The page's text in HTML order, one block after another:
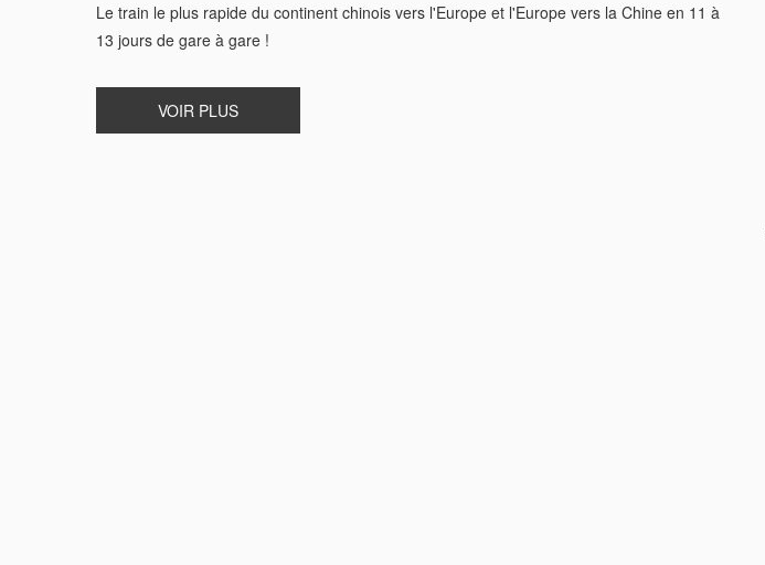
Le train le plus rapide du continent chinois vers l'Europe et l'Europe vers la Chine en 11 à
13 jours de gare à gare !
VOIR PLUS